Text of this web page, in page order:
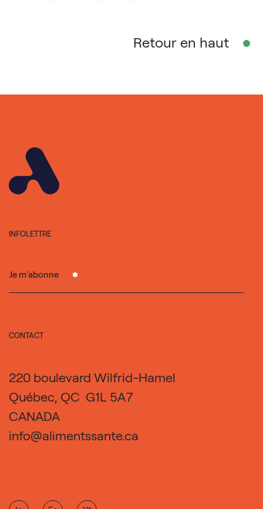
Retour en haut
CONTACT
220 boulevard Wilfrid-Hamel
Québec, QC G1L 5A7
CANADA
info@alimentssante.ca
INFOLETTRE
Je m'abonne